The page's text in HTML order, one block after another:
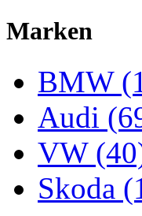
Marken
BMW
Audi
VW
Skoda